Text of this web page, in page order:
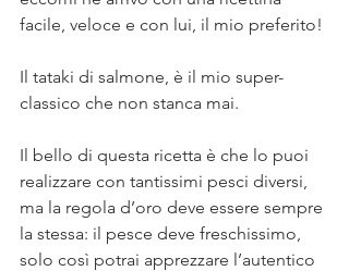
facile, veloce e con lui, il mio preferito!
Il tataki di salmone, è il mio super-
classico che non stanca mai. ⠀
Il bello di questa ricetta è che lo puoi
realizzare con tantissimi pesci diversi,
ma la regola d’oro deve essere sempre
la stessa: il pesce deve freschissimo,
solo così potrai apprezzare l’autentico